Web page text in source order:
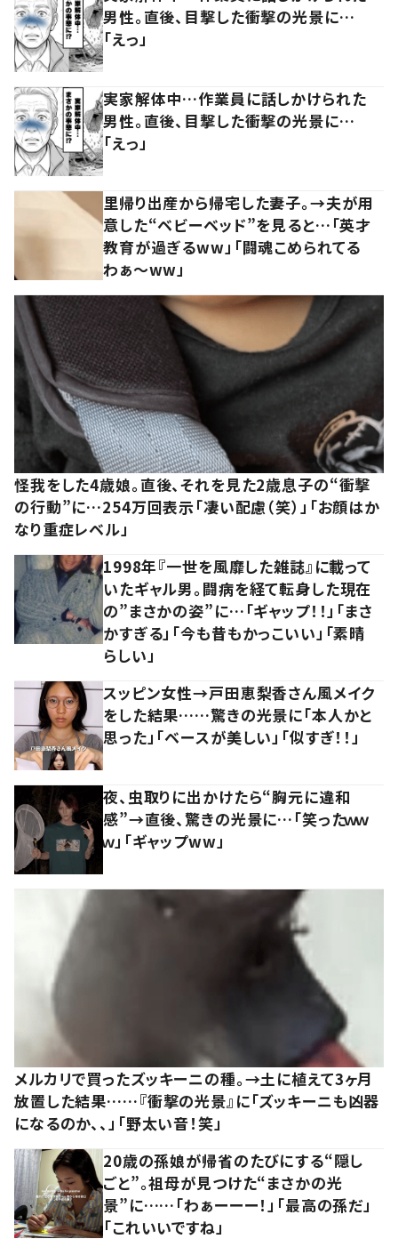
男性。直後、目撃した衝撃の光景に…
「えっ」
実家解体中…作業員に話しかけられた
男性。直後、目撃した衝撃の光景に…
「えっ」
里帰り出産から帰宅した妻子。→夫が用
意した“ベビーベッド”を見ると…「英才
教育が過ぎるww」「闘魂こめられてる
わぁ～ww」
怪我をした4歳娘。直後、それを見た2歳息子の“衝撃
の行動”に…254万回表示「凄い配慮（笑）」「お顔はか
なり重症レベル」
1998年『一世を風靡した雑誌』に載って
いたギャル男。闘病を経て転身した現在
の”まさかの姿”に…「ギャップ！！」「まさ
かすぎる」「今も昔もかっこいい」「素晴
らしい」
スッピン女性→戸田恵梨香さん風メイク
をした結果……驚きの光景に「本人かと
思った」「ベースが美しい」「似すぎ！！」
夜、虫取りに出かけたら“胸元に違和
感”→直後、驚きの光景に…「笑ったｗｗ
ｗ」「ギャップww」
メルカリで買ったズッキーニの種。→土に植えて3ヶ月
放置した結果……『衝撃の光景』に「ズッキーニも凶器
になるのか、、」「野太い音！笑」
20歳の孫娘が帰省のたびにする“隠し
ごと”。祖母が見つけた“まさかの光
景”に……「わぁーーー！」「最高の孫だ」
「これいいですね」